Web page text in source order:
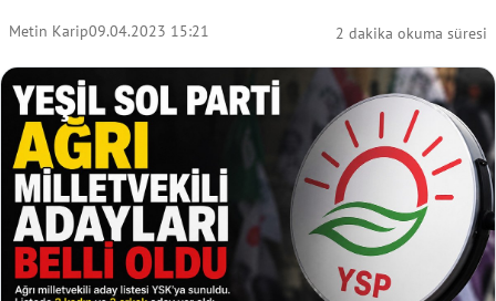
Metin Karip09.04.2023 15:21 2 dakika okuma süresi